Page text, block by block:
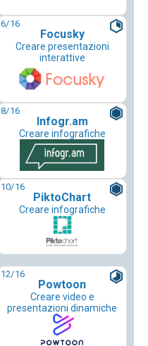
6/16
Focusky
Creare presentazioni
interattive
8/16
Infogr.am
Creare infografiche
10/16
PiktoChart
Creare infografiche
12/16
Powtoon
Creare video e
presentazioni dinamiche